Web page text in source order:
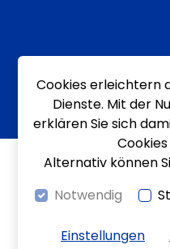
Cookies erleichtern
Dienste. Mit der
erklären Sie sich
Alternativ können
Notwendig
Einstellungen